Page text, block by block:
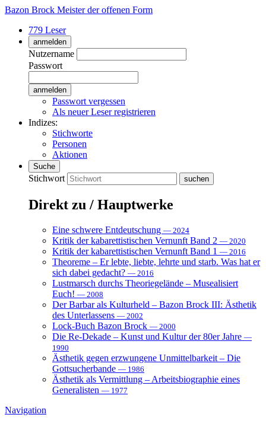
Bazon Brock Meister der offenen Form
779 Leser
anmelden
Nutzername
Passwort
Passwort vergessen
Als neuer Leser registrieren
Indizes:
Stichworte
Personen
Aktionen
Suche
Stichwort
Direkt zu / Hauptwerke
Eine schwere Entdeutschung — 2024
Kritik der kabarettistischen Vernunft Band 2 — 2020
Kritik der kabarettistischen Vernunft Band 1 — 2016
Theoreme – Er lebte, liebte, lehrte und starb. Was hat er
sich dabei gedacht? — 2016
Lustmarsch durchs Theoriegelände – Musealisiert
Euch! — 2008
Der Barbar als Kulturheld – Bazon Brock III: Ästhetik
des Unterlassens — 2002
Lock-Buch Bazon Brock — 2000
Die Re-Dekade – Kunst und Kultur der 80er Jahre —
1990
Ästhetik gegen erzwungene Unmittelbarkeit – Die
Gottsucherbande — 1986
Ästhetik als Vermittlung – Arbeitsbiographie eines
Generalisten — 1977
Navigation